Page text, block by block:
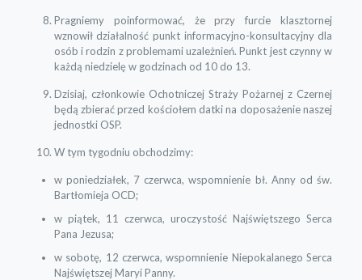
Pragniemy poinformować, że przy furcie klasztornej
wznowił działalność punkt informacyjno-konsultacyjny dla
osób i rodzin z problemami uzależnień. Punkt jest czynny w
każdą niedzielę w godzinach od 10 do 13.
Dzisiaj, członkowie Ochotniczej Straży Pożarnej z Czernej
będą zbierać przed kościołem datki na doposażenie naszej
jednostki OSP.
W tym tygodniu obchodzimy:
w poniedziałek, 7 czerwca, wspomnienie bł. Anny od św.
Bartłomieja OCD;
w piątek, 11 czerwca, uroczystość Najświętszego Serca
Pana Jezusa;
w sobotę, 12 czerwca, wspomnienie Niepokalanego Serca
Najświętszej Maryi Panny.